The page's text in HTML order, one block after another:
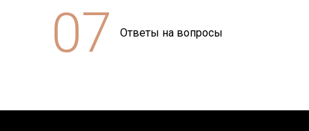
07 Ответы на вопросы